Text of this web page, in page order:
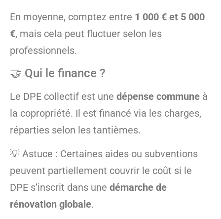
En moyenne, comptez entre 1 000 € et 5 000
€, mais cela peut fluctuer selon les
professionnels.
🤝 Qui le finance ?
Le DPE collectif est une dépense commune à
la copropriété. Il est financé via les charges,
réparties selon les tantièmes.
💡 Astuce : Certaines aides ou subventions
peuvent partiellement couvrir le coût si le
DPE s’inscrit dans une démarche de
rénovation globale.